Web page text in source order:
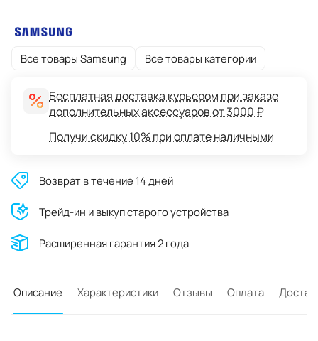
Все товары Samsung Все товары категории
Бесплатная доставка курьером при заказе
дополнительных аксессуаров от 3000 ₽
Получи скидку 10% при оплате наличными
Возврат в течение 14 дней
Трейд-ин и выкуп старого устройства
Расширенная гарантия 2 года
Описание Характеристики Отзывы Оплата